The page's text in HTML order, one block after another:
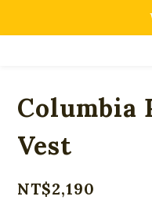
Columbia
Vest
NT$2,190